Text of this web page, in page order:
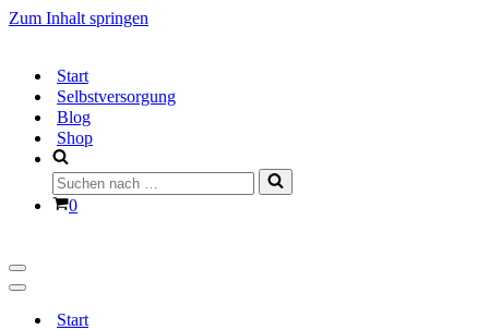
Zum Inhalt springen
Start
Selbstversorgung
Blog
Shop
Suchen
nach …
Warenkorb
0
Navigationsmenü
Navigationsmenü
Start